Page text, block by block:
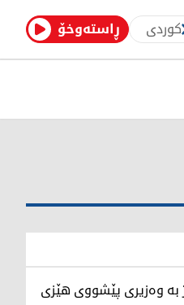
ڕاستەوخۆ کوردی
بە وەزیری پێشووی هێزی